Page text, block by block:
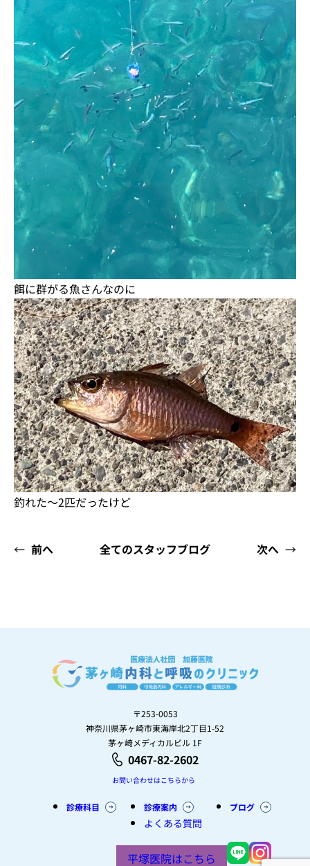
餌に群がる魚さんなのに
釣れた〜2匹だったけど
← 前へ 全てのスタッフブログ 次へ →
〒253-0053
神奈川県茅ヶ崎市東海岸北2丁目1-52
茅ヶ崎メディカルビル 1F
0467-82-2602
お問い合わせはこちらから
診療科目 診療案内
よくある質問
ブログ
平塚医院はこちら